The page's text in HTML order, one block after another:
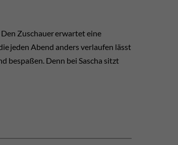
Zuschauer erwartet eine
jeden Abend anders verlaufen lässt
bespaßen. Denn bei Sascha sitzt